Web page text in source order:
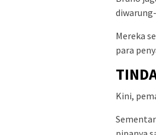
Mereka
para
Kini,